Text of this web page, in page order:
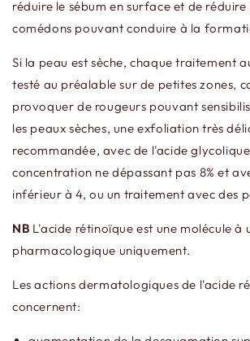
réduire le sébum en surface et de
comédons pouvant conduire à la
Si la peau est sèche, chaque traitement
testé au préalable sur de petites zones,
provoquer de rougeurs pouvant
les peaux sèches, une exfoliation très
recommandée, avec de l'acide
concentration ne dépassant pas 8% et
inférieur à 4, ou un traitement avec des
NB L'acide rétinoïque est une molécule à
pharmacologique uniquement.
Les actions dermatologiques de l'acide
concernent: